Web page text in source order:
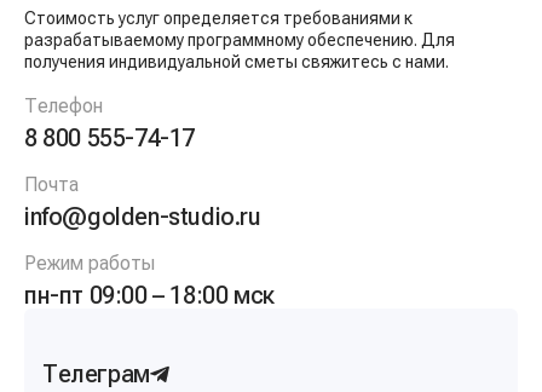
Стоимость услуг определяется требованиями к
разрабатываемому программному обеспечению. Для
получения индивидуальной сметы свяжитесь с нами.
Телефон
8 800 555-74-17
Почта
info@golden-studio.ru
Режим работы
пн-пт 09:00 – 18:00 мск
Телеграм